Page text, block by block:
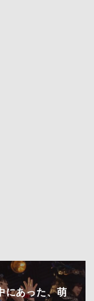
にあった、萌